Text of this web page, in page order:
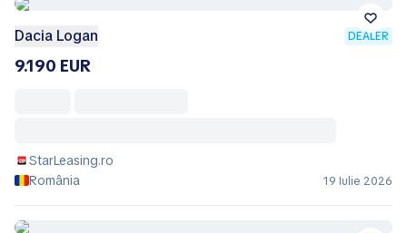
Dacia Logan DEALER
9.190 EUR
StarLeasing.ro
România
19 Iulie 2026